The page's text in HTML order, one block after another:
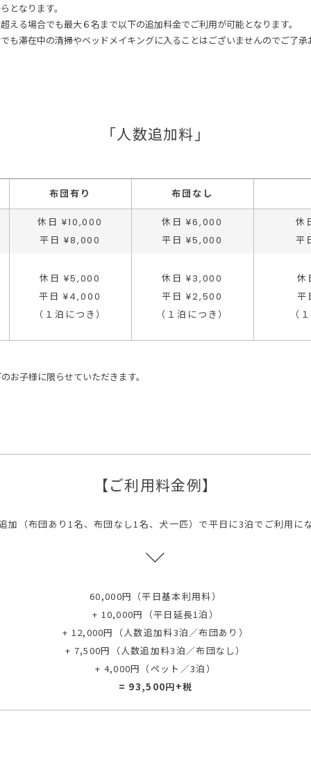
となります。
える場合でも最大６名まで以下の追加料金でご利用が可能となります。
も滞在中の清掃やベッドメイキングに入ることはございませんのでご了承
「人数追加料」
布団有り 布団なし
休日 ¥10,000
平日 ¥8,000
休日 ¥6,000
平日 ¥5,000
休
平
休日 ¥5,000
平日 ¥4,000
（１泊につき）
休日 ¥3,000
平日 ¥2,500
（１泊につき）
休
平
（
お子様に限らせていただきます。
【ご利用料金例】
加（布団あり1名、布団なし1名、犬一匹）で平日に3泊でご利用に
60,000円（平日基本利用料）
+ 10,000円（平日延長1泊）
+ 12,000円（人数追加料3泊／布団あり）
+ 7,500円（人数追加料3泊／布団なし）
+ 4,000円（ペット／3泊）
= 93,500円+税